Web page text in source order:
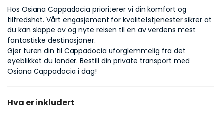
Hos Osiana Cappadocia prioriterer vi din komfort og
tilfredshet. Vårt engasjement for kvalitetstjenester sikrer at
du kan slappe av og nyte reisen til en av verdens mest
fantastiske destinasjoner.
Gjør turen din til Cappadocia uforglemmelig fra det
øyeblikket du lander. Bestill din private transport med
Osiana Cappadocia i dag!
Hva er inkludert